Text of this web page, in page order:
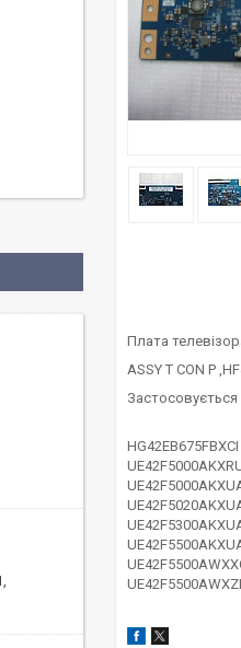
Плата
ASSY T CON P
HG42EB675FBXCI